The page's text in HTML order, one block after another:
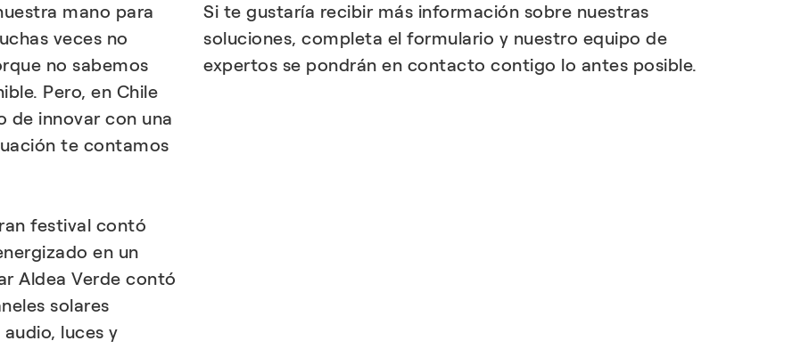
mano para
veces no
no sabemos
Pero, en Chile
de innovar con una
te contamos
festival contó
en un
Aldea Verde contó
solares
luces y
Si te gustaría recibir más información sobre nuestras
soluciones, completa el formulario y nuestro equipo de
expertos se pondrán en contacto contigo lo antes posible.